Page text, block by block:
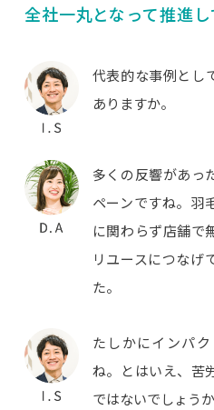
全社一丸となって推進し
代表的な事例とし
ありますか。
多くの反響があっ
ペーンですね。羽
に関わらず店舗で
リユースにつなげ
た。
たしかにインパ
ね。とはいえ、苦
ではないでしょうか